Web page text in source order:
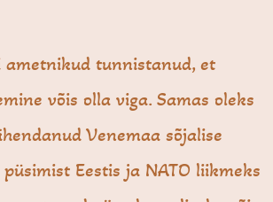
ametnikud tunnistanud, et
võis olla viga. Samas oleks
Venemaa sõjalise
Eestis ja NATO liikmeks